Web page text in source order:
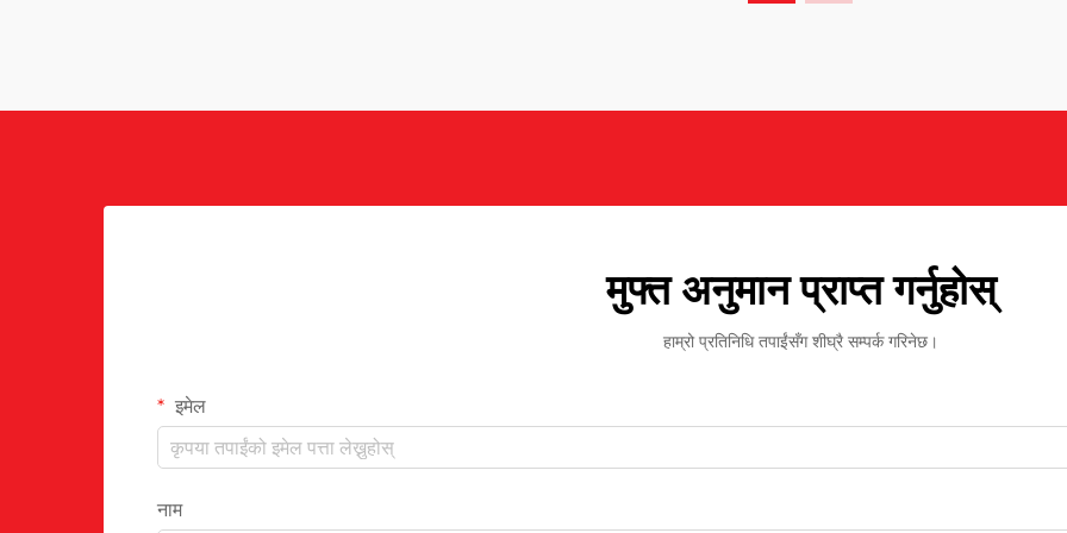
मुफ्त अनुमान प्राप्त गर्नुहोस्
हाम्रो प्रतिनिधि तपाईंसँग शीघ्रै सम्पर्क गरिनेछ।
इमेल
नाम